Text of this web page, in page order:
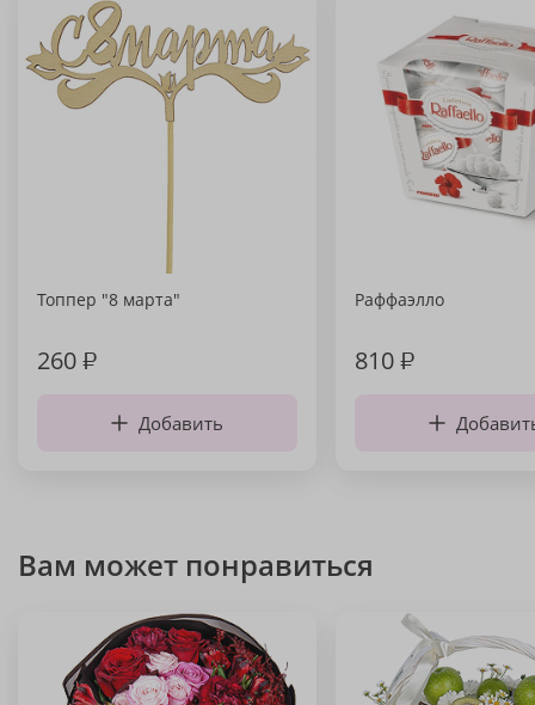
Топпер "8 марта"
260₽
Добавить
Раффаэлло
810₽
Вам может понравиться